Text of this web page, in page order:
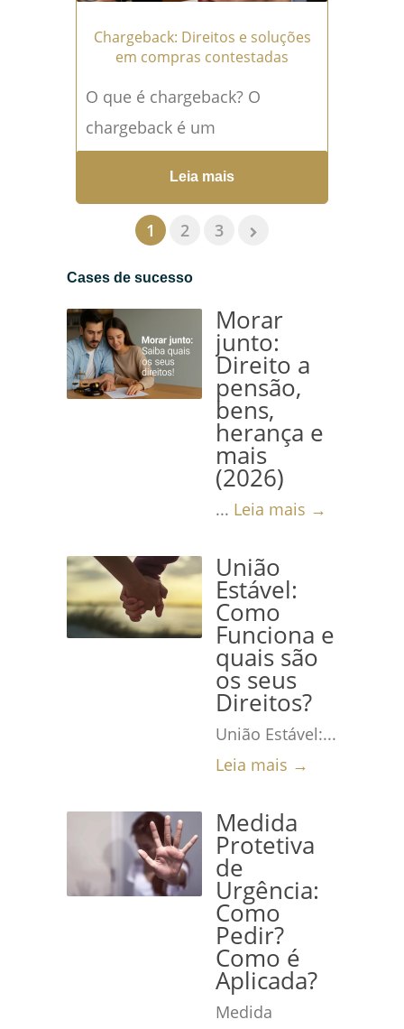
Chargeback: Direitos e soluções
em compras contestadas
O que é chargeback? O
chargeback é um
procedimento que permite ao
consumidor contestar uma
compra feita em cartão de
crédito...Leia mais →
Leia mais
1 2 3
Cases de sucesso
Morar
junto:
Direito a
pensão,
bens,
herança e
mais
(2026)
... Leia mais →
União
Estável:
Como
Funciona e
quais são
os seus
Direitos?
União Estável:...
Leia mais →
Medida
Protetiva
de
Urgência:
Como
Pedir?
Como é
Aplicada?
Medida